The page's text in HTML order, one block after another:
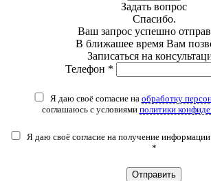
Задать вопрос
Спасибо.
Ваш запрос успешно
В ближашее время Вам
Записаться на
Телефон *
Я даю своё согласие на обработку
соглашаюсь с условиями политики
Я даю своё согласие на получение
*
Отправить